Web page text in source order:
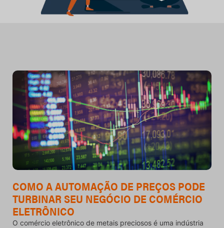
COMO A AUTOMAÇÃO DE PREÇOS PODE
TURBINAR SEU NEGÓCIO DE COMÉRCIO
ELETRÔNICO
O comércio eletrônico de metais preciosos é uma indústria